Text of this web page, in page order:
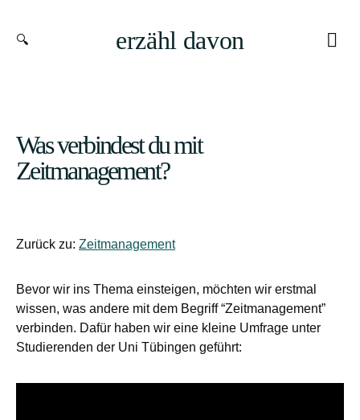
erzähl davon
Was verbindest du mit
Zeitmanagement?
Zurück zu: Zeitmanagement
Bevor wir ins Thema einsteigen, möchten wir erstmal
wissen, was andere mit dem Begriff “Zeitmanagement”
verbinden. Dafür haben wir eine kleine Umfrage unter
Studierenden der Uni Tübingen geführt: